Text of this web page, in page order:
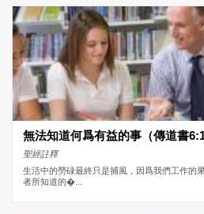
無法知道何爲有益的事（傳道書
聖經註釋
生活中的勞碌最終只是捕風，因爲我們工作的
者所知道的�...